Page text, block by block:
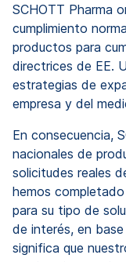
SCHOTT Pharma
cumplimiento
productos para
directrices de EE.
estrategias de
empresa y del
En consecuencia,
nacionales de
solicitudes reales
hemos
para su tipo de
de interés, en
significa que